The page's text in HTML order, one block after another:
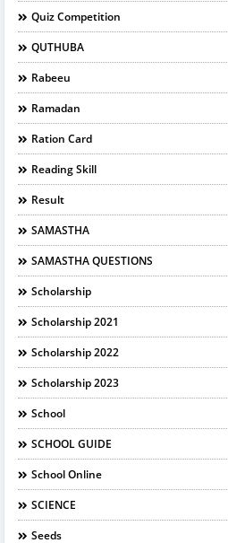
Quiz Competition
QUTHUBA
Rabeeu
Ramadan
Ration Card
Reading Skill
Result
SAMASTHA
SAMASTHA QUESTIONS
Scholarship
Scholarship 2021
Scholarship 2022
Scholarship 2023
School
SCHOOL GUIDE
School Online
SCIENCE
Seeds